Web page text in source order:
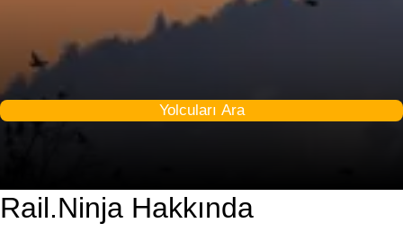
Yolcuları Ara
Rail.Ninja Hakkında